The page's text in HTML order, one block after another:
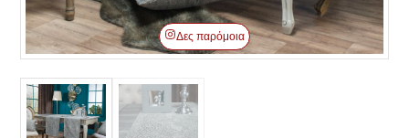
Δες παρόμοια